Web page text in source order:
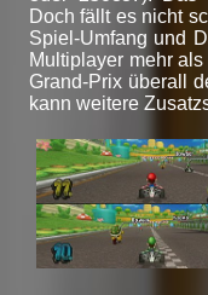
Doch fällt es nicht
Spiel-Umfang und
Multiplayer mehr
Grand-Prix überall
kann weitere